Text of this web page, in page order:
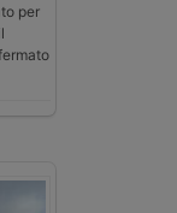
per